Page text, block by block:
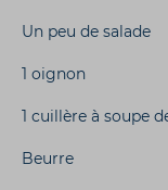
Un peu de salade
1 oignon
1 cuillère à soupe
Beurre